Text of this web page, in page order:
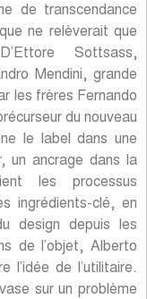
de transcendance
ne relèverait que
Sottsass,
Mendini, grande
les frères Fernando
du nouveau
le label dans une
un ancrage dans la
les processus
ingrédients-clé, en
design depuis les
de l’objet, Alberto
l’idée de l’utilitaire.
sur un problème